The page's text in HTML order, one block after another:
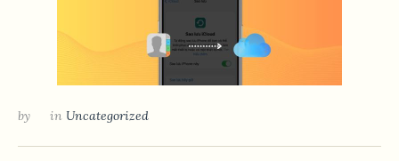
by in Uncategorized